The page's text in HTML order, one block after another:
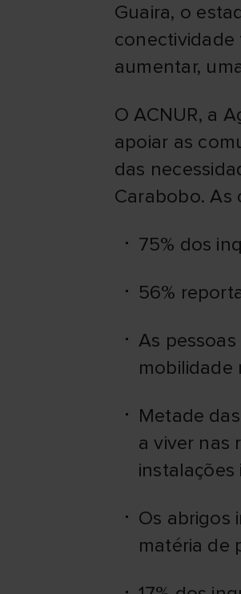
Guaira, o
conectividade
aumentar,
O ACNUR, a
apoiar as
das
Carabobo. As
75% dos
56%
As
mobilidade
Metade
a viver nas
instalações
Os abrigos
matéria de